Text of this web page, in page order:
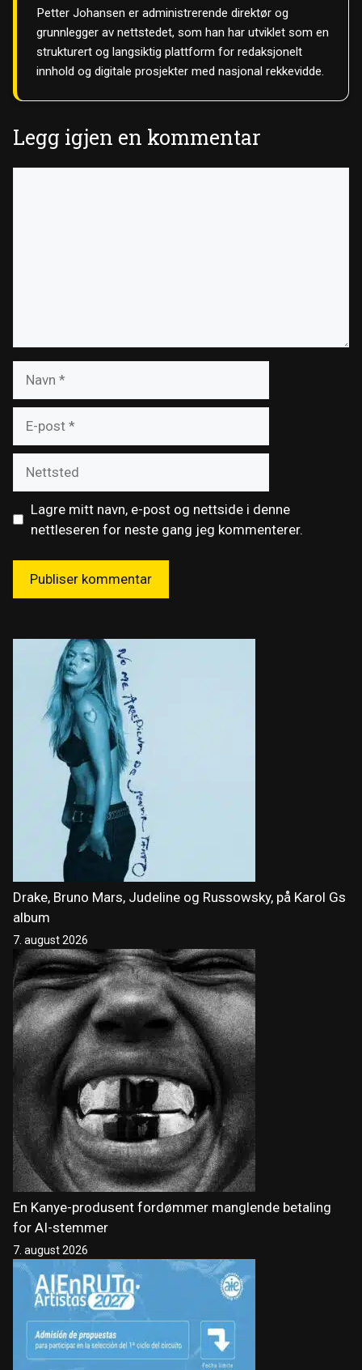
Petter Johansen er administrerende direktør og
grunnlegger av nettstedet, som han har utviklet som en
strukturert og langsiktig plattform for redaksjonelt
innhold og digitale prosjekter med nasjonal rekkevidde.
Legg igjen en kommentar
post
Lagre mitt navn, e-post og nettside i denne
nettleseren for neste gang jeg kommenterer.
Drake, Bruno Mars, Judeline og Russowsky, på Karol Gs
album
7. august 2026
En Kanye-produsent fordømmer manglende betaling
for AI-stemmer
7. august 2026